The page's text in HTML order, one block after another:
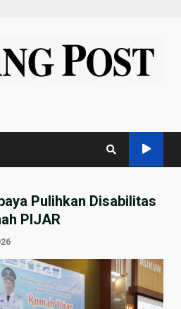
Pulihkan Disabilitas
PIJAR